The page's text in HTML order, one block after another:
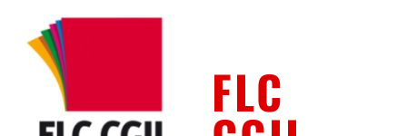
content
FLC